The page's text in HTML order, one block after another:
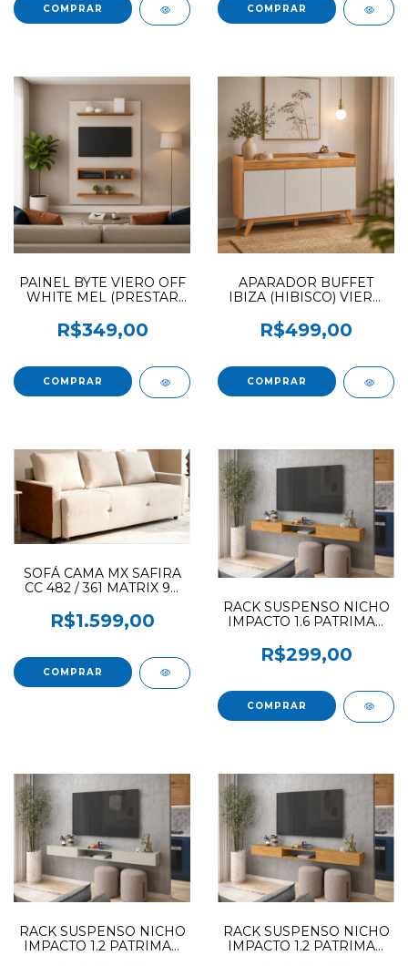
PAINEL BYTE VIERO OFF
WHITE MEL (PRESTAR
R$349,00
APARADOR BUFFET
IBIZA (HIBISCO) VIERO
R$499,00
SOFÁ CAMA MX SAFIRA
CC 482 / 361 MATRIX 90
BOUCLE BEGE ESCURO
COM LATERAL
R$1.599,00
RACK SUSPENSO NICHO
IMPACTO 1.6 PATRIMAR
R$299,00
RACK SUSPENSO NICHO
IMPACTO 1.2 PATRIMAR
RACK SUSPENSO NICHO
IMPACTO 1.2 PATRIMAR